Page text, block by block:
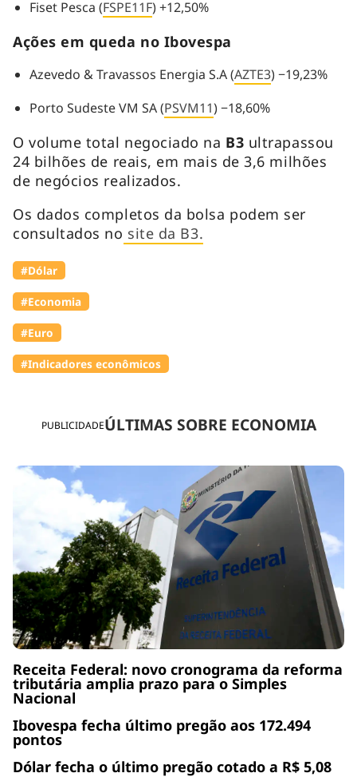
PUBLICIDADEÚLTIMAS SOBRE ECONOMIA
Receita Federal: novo cronograma da reforma
tributária amplia prazo para o Simples
Nacional
Ibovespa fecha último pregão aos 172.494
pontos
Dólar fecha o último pregão cotado a R$ 5,08
Fiset Pesca (FSPE11F) +12,50%
Ações em queda no Ibovespa
Azevedo & Travassos Energia S.A (AZTE3) −19,23%
Porto Sudeste VM SA (PSVM11) −18,60%
O volume total negociado na B3 ultrapassou
24 bilhões de reais, em mais de 3,6 milhões
de negócios realizados.
Os dados completos da bolsa podem ser
consultados no site da B3.
#Dólar
#Economia
#Euro
#Indicadores econômicos